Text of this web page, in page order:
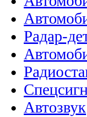
Радар-
Автозвук